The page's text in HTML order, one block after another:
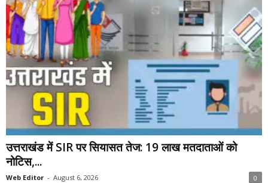
उत्तराखंड में SIR पर सियासत तेज: 19 लाख मतदाताओं को
नोटिस,...
Web Editor - August 6, 2026 0